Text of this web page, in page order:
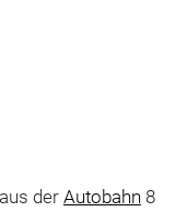
der Autobahn 8